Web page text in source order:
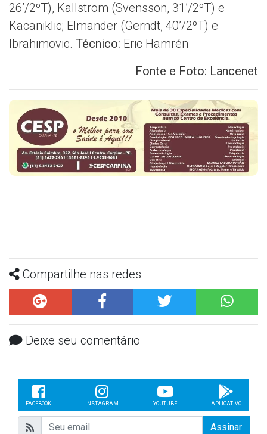
26’/2ºT), Kallstrom (Svensson, 31’/2ºT) e
Kacaniklic; Elmander (Gerndt, 40’/2ºT) e
Ibrahimovic. Técnico: Eric Hamrén
Fonte e Foto: Lancenet
Compartilhe nas redes
Deixe seu comentário
FACEBOOK INSTAGRAM YOUTUBE APLICATIVO
Assinar